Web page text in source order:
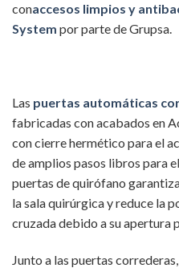
conaccesos limpios y
System por parte de Grupsa.
Las puertas automáticas
fabricadas con acabados en
con cierre hermético para el
de amplios pasos libros para
puertas de quirófano
la sala quirúrgica y reduce la
cruzada debido a su apertura
Junto a las puertas